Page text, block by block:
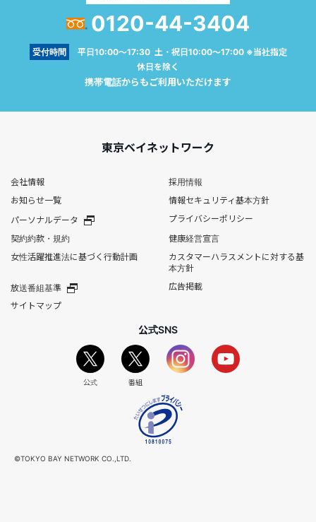
0120-44-3404
受付時間
平日10:00～17:30 土・祝日10:00～17:00 ※当社指定
休日を除く
携帯電話からもご利用いただけます
東京ベイネットワーク
会社情報
採用情報
お知らせ一覧
情報セキュリティ基本方針
パーソナルデータ
プライバシーポリシー
契約約款・規約
健康経営宣言
女性活躍推進法に基づく行動計画
カスタマーハラスメントに対する基
本方針
放送番組基準
広告掲載
サイトマップ
公式SNS
公式 番組
©TOKYO BAY NETWORK CO.,LTD.